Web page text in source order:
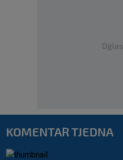
Oglas
KOMENTAR TJEDNA